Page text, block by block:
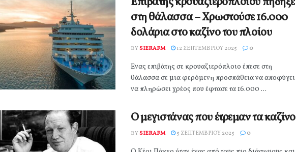
στη θάλασσα – Χρωστούσε 16.000
δολάρια στο καζίνο του πλοίου
BYSIERAFM 12 ΣΕΠΤΕΜΒΡΊΟΥ 2025 0
Ένας επιβάτης σε κρουαζιερόπλοιο έπεσε στη
θάλασσα σε μια φερόμενη προσπάθεια να αποφύγει
να πληρώσει χρέος που έφτασε τα 16.000 ...
Ο μεγιστάνας που έτρεμαν τα καζίνο
BYSIERAFM 5 ΣΕΠΤΕΜΒΡΊΟΥ 2025 0